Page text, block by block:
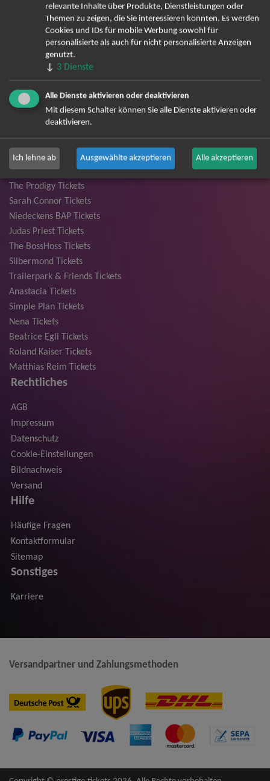
Santiano Tickets
Ina Müller Tickets
Bryan Adams Tickets
Andreas Gabalier Tickets
Die Fantastischen Vier Tickets
Herbert Grönemeyer Tickets
Deep Purple Tickets
Howard Carpendale Tickets
Jan Delay & Disko No.1 Tickets
Pur Tickets
Bob Dylan Tickets
Mark Forster Tickets
The Prodigy Tickets
Sarah Connor Tickets
Niedeckens BAP Tickets
Judas Priest Tickets
The BossHoss Tickets
Silbermond Tickets
Trailerpark & Friends Tickets
Anastacia Tickets
Simple Plan Tickets
Nena Tickets
Beatrice Egli Tickets
Roland Kaiser Tickets
Matthias Reim Tickets
Rechtliches
AGB
Impressum
Datenschutz
Cookie-Einstellungen
Bildnachweis
Versand
Hilfe
Häufige Fragen
Kontaktformular
Sitemap
Sonstiges
Karriere
Versandpartner und Zahlungsmethoden
relevante Inhalte über Produkte, Dienstleistungen oder
Themen zu zeigen, die Sie interessieren könnten. Es werden
Cookies und IDs für mobile Werbung sowohl für
personalisierte als auch für nicht personalisierte Anzeigen
genutzt.
↓ 3 Dienste
Alle Dienste aktivieren oder deaktivieren
Mit diesem Schalter können Sie alle Dienste aktivieren oder
deaktivieren.
Ich lehne ab Ausgewählte akzeptieren Alle akzeptieren